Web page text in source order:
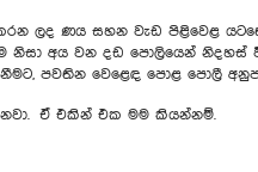
කරන ලද ණය සහන වැඩ පිළිවෙළ
අය වන දඩ පොලියෙන් නිදහස්
පවතින වෙළෙඳ පොළ පොලී
ඒ එකින් එක මම කියන්නම්.